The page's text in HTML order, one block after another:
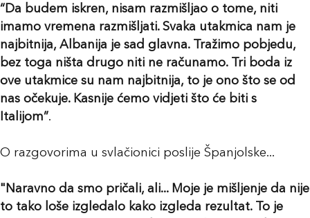
“Da budem iskren, nisam razmišljao o tome, niti
imamo vremena razmišljati. Svaka utakmica nam je
najbitnija, Albanija je sad glavna. Tražimo pobjedu,
bez toga ništa drugo niti ne računamo. Tri boda iz
ove utakmice su nam najbitnija, to je ono što se od
nas očekuje. Kasnije ćemo vidjeti što će biti s
Italijom”.
O razgovorima u svlačionici poslije Španjolske...
"Naravno da smo pričali, ali... Moje je mišljenje da nije
to tako loše izgledalo kako izgleda rezultat. To je